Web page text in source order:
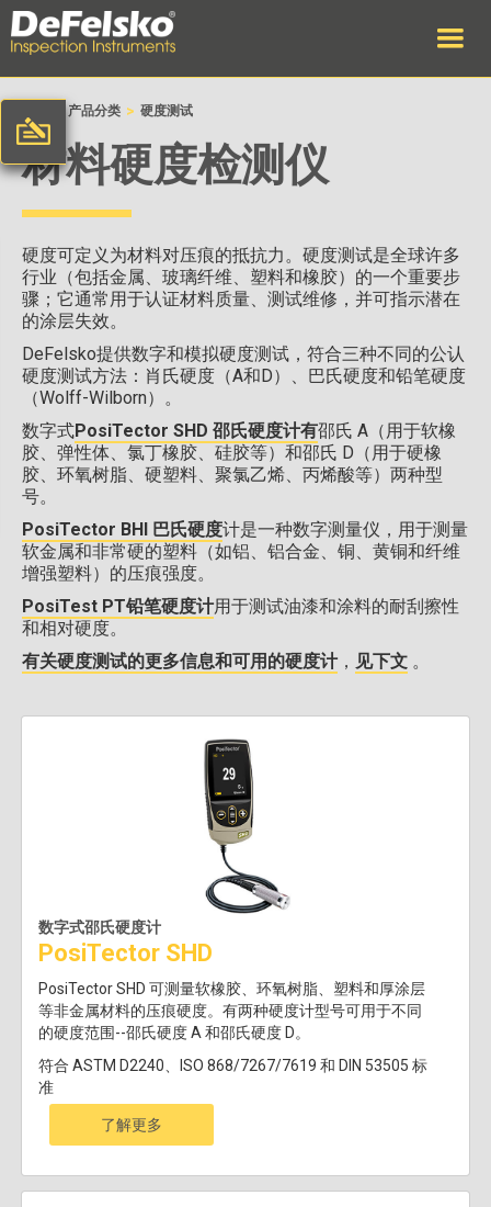
产品分类 > 硬度测试
材料硬度检测仪
硬度可定义为材料对压痕的抵抗力。硬度测试是全球许多
行业（包括金属、玻璃纤维、塑料和橡胶）的一个重要步
骤；它通常用于认证材料质量、测试维修，并可指示潜在
的涂层失效。
DeFelsko提供数字和模拟硬度测试，符合三种不同的公认
硬度测试方法：肖氏硬度（A和D）、巴氏硬度和铅笔硬度
（Wolff-Wilborn）。
数字式PosiTector SHD 邵氏硬度计有邵氏 A（用于软橡
胶、弹性体、氯丁橡胶、硅胶等）和邵氏 D（用于硬橡
胶、环氧树脂、硬塑料、聚氯乙烯、丙烯酸等）两种型
号。
PosiTector BHI 巴氏硬度计是一种数字测量仪，用于测量
软金属和非常硬的塑料（如铝、铝合金、铜、黄铜和纤维
增强塑料）的压痕强度。
PosiTest PT铅笔硬度计用于测试油漆和涂料的耐刮擦性
和相对硬度。
有关硬度测试的更多信息和可用的硬度计， 见下文 。
数字式邵氏硬度计
PosiTector SHD
PosiTector SHD 可测量软橡胶、环氧树脂、塑料和厚涂层
等非金属材料的压痕硬度。有两种硬度计型号可用于不同
的硬度范围--邵氏硬度 A 和邵氏硬度 D。
符合 ASTM D2240、ISO 868/7267/7619 和 DIN 53505 标
准
了解更多